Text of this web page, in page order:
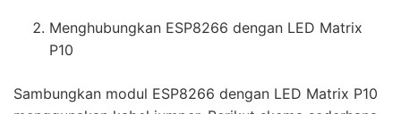
Menghubungkan ESP8266 dengan LED Matrix
P10
Sambungkan modul ESP8266 dengan LED Matrix P10